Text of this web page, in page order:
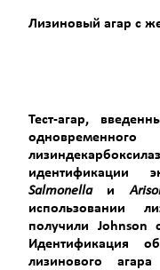
Лизиновый агар с
Тест-агар,
идентификации
Salmonellaи
использовании
получили Johnson
Идентификация
лизинового